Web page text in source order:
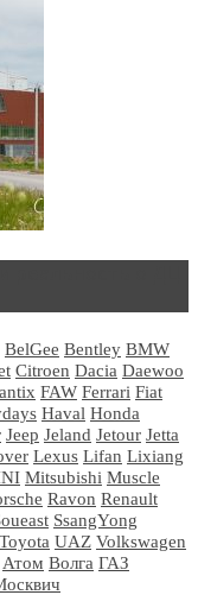
BelGee Bentley BMW
Citroen Dacia Daewoo
FAW Ferrari Fiat
Haval Honda
Jeep Jeland Jetour Jetta
Lexus Lifan Lixiang
Mitsubishi Muscle
Ravon Renault
SsangYong
Toyota UAZ Volkswagen
Атом Волга ГАЗ